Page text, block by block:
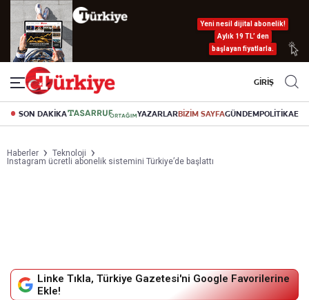
Yeni nesil dijital abonelik!
Aylık 19 TL’ den
başlayan fiyatlarla.
GİRİŞ
SON DAKİKA YAZARLARBİZİM SAYFAGÜNDEMPOLİTİKA
Haberler
Teknoloji
Instagram ücretli abonelik sistemini Türkiye’de başlattı
Linke Tıkla, Türkiye Gazetesi'ni Google Favorilerine
Ekle!